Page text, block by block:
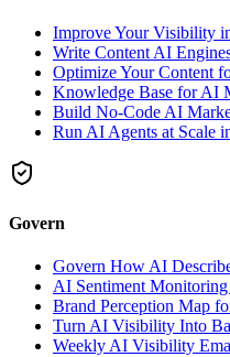
Improve Your Visibility
Write Content AI
Optimize Your Content
Knowledge Base for AI
Build No-Code AI
Run AI Agents at Scale
Govern
Govern How AI
AI Sentiment
Brand Perception Map
Turn AI Visibility Into
Weekly AI Visibility